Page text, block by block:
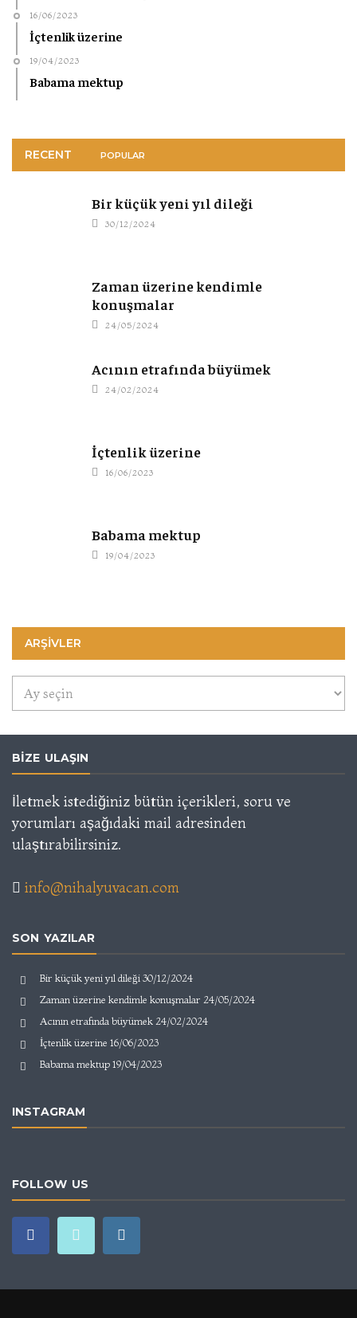
16/06/2023
İçtenlik üzerine
19/04/2023
Babama mektup
RECENT POPULAR
Bir küçük yeni yıl dileği
30/12/2024
Zaman üzerine kendimle
konuşmalar
24/05/2024
Acının etrafında büyümek
24/02/2024
İçtenlik üzerine
16/06/2023
Babama mektup
19/04/2023
ARŞIVLER
BIZE ULAŞIN
İletmek istediğiniz bütün içerikleri, soru ve
yorumları aşağıdaki mail adresinden
ulaştırabilirsiniz.
info@nihalyuvacan.com
SON YAZILAR
Bir küçük yeni yıl dileği30/12/2024
Zaman üzerine kendimle konuşmalar 24/05/2024
Acının etrafında büyümek 24/02/2024
İçtenlik üzerine 16/06/2023
Babama mektup19/04/2023
INSTAGRAM
FOLLOW US